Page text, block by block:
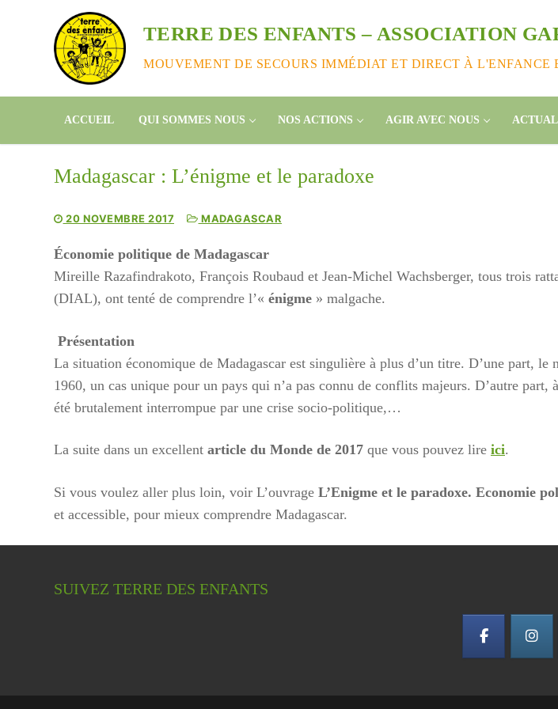
contenu
TERRE DES ENFANTS – ASSOCIATION
MOUVEMENT DE SECOURS IMMÉDIAT ET DIRECT À L'ENFANCE
ACCUEIL QUI SOMMES NOUS NOS ACTIONS AGIR AVEC NOUS
Madagascar : L’énigme et le paradoxe
20 NOVEMBRE 2017 MADAGASCAR
Économie politique de Madagascar
Mireille Razafindrakoto, François Roubaud et Jean-Michel Wachsberger, tous trois
(DIAL), ont tenté de comprendre l’« énigme » malgache.
Présentation
La situation économique de Madagascar est singulière à plus d’un titre. D’une part, le
1960, un cas unique pour un pays qui n’a pas connu de conflits majeurs. D’autre
été brutalement interrompue par une crise socio-politique,…
La suite dans un excellent article du Monde de 2017 que vous pouvez lire ici.
Si vous voulez aller plus loin, voir L’ouvrage L’Enigme et le paradoxe. Economie
et accessible, pour mieux comprendre Madagascar.
SUIVEZ TERRE DES ENFANTS